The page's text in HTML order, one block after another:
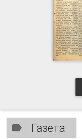
Газета